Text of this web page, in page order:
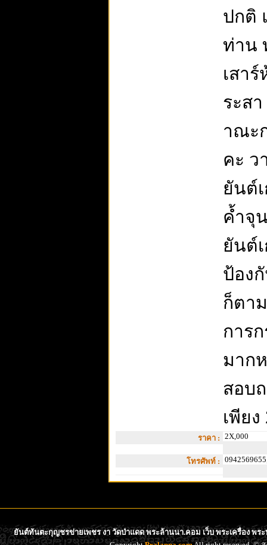
ปกติ
ท่าน
เสา
ระส
าณะ
คะ ว
ยันต์
ค้ำจุ
ยันต์
ป้อง
ก็ตา
การ
มาก
สอบ
เพีย
ราคา : 2X,000
โทรศัพท์ :
ยันต์ทันตะกุญชรข่ายเพชร งา วัดป่าแดด พระล้านนา.คอม เว็บ พระเครื่อง พ